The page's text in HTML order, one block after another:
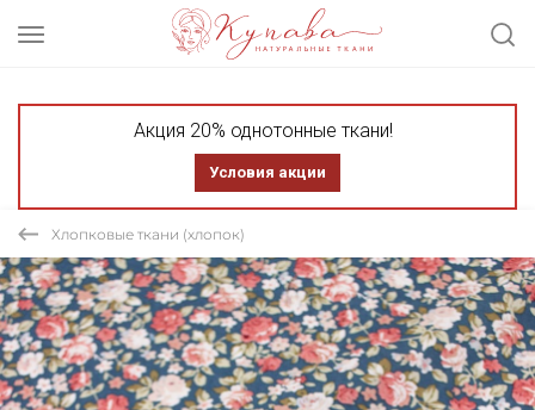
Акция 20% однотонные ткани!
Условия акции
Хлопковые ткани (хлопок)